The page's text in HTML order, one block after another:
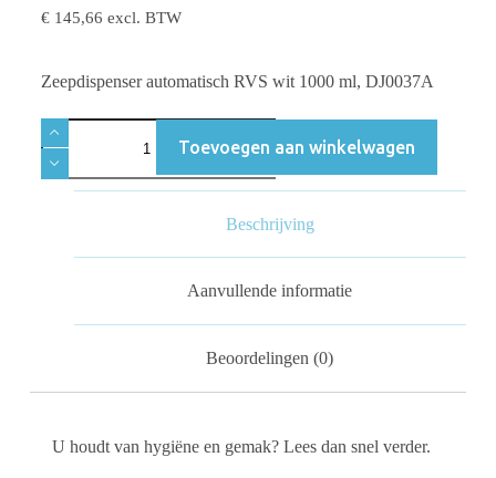
€145,66 excl. BTW
Zeepdispenser automatisch RVS wit 1000 ml, DJ0037A
Toevoegen aan winkelwagen
Beschrijving
Aanvullende informatie
Beoordelingen (0)
U houdt van hygiëne en gemak? Lees dan snel verder.